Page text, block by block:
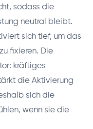
sodass die
neutral bleibt.
sich tief, um das
fixieren. Die
kräftiges
die Aktivierung
sich die
wenn sie die